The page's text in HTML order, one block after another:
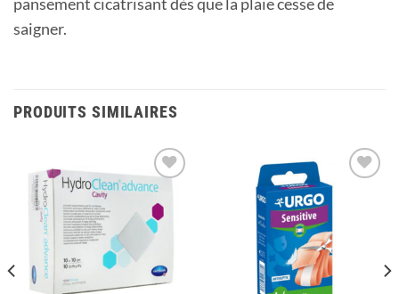
pansement cicatrisant dès que la plaie cesse de
saigner.
PRODUITS SIMILAIRES
Ajouter
à la
d’envies